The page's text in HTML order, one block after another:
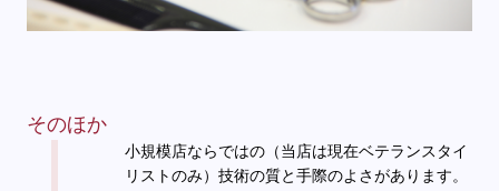
そのほか
小規模店ならではの（当店は現在ベテランスタイ
リストのみ）技術の質と手際のよさがあります。